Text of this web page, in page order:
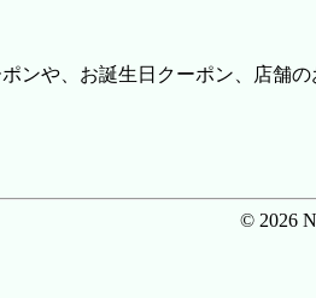
ンや、お誕生日クーポン、店舗
© 2026